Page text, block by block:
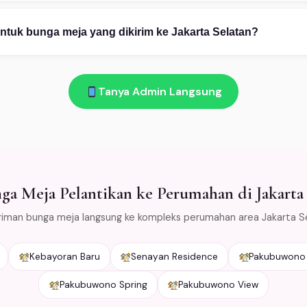
(2) Pilih desain dari katalog atau custom. (3) Konfirmasi
bunga meja yang dikirim ke Jakarta Selatan?
bunga dengan cold packaging khusus agar tetap segar
area Jabodetabek.Tanya Admin Langsung
Meja Pelantikan ke Perumahan di Jakarta
bunga meja langsung ke kompleks perumahan area Jakarta
Kebayoran Baru Senayan Residence
Pakubuwono Spring Pakubuwono View